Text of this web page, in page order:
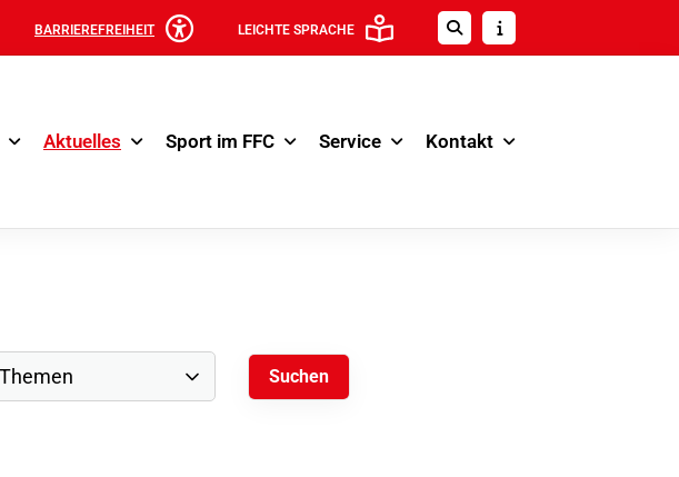
BARRIEREFREIHEIT LEICHTE SPRACHE
Aktuelles Sport im FFC Service Kontakt